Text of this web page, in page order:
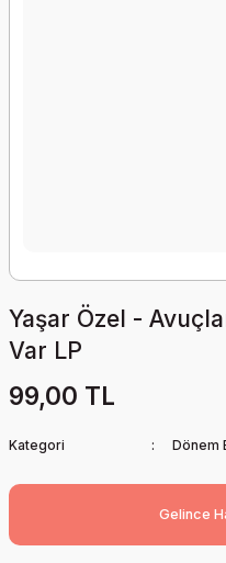
Yaşar Özel -
Var LP
99,00 TL
Kategori Dönem
Gelince